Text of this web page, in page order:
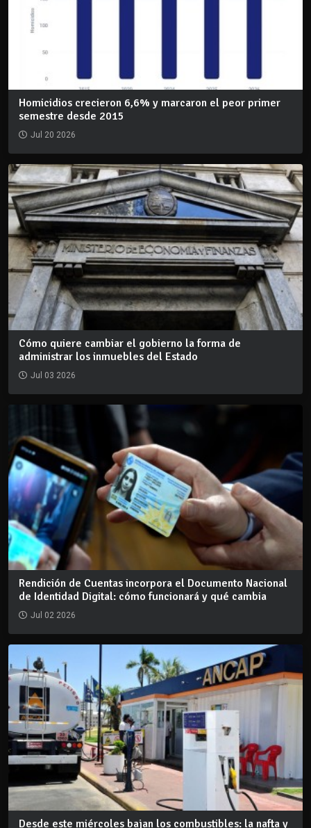
Homicidios crecieron 6,6% y marcaron el peor primer
semestre desde 2015
Jul 20 2026
Cómo quiere cambiar el gobierno la forma de
administrar los inmuebles del Estado
Jul 03 2026
Rendición de Cuentas incorpora el Documento Nacional
de Identidad Digital: cómo funcionará y qué cambia
Jul 02 2026
Desde este miércoles bajan los combustibles: la nafta y